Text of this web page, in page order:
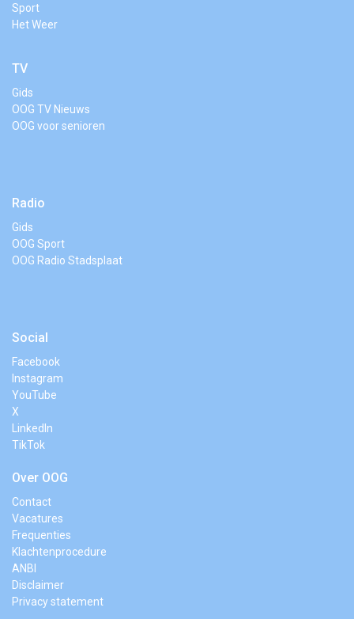
Sport
Het Weer
TV
Gids
OOG TV Nieuws
OOG voor senioren
Radio
Gids
OOG Sport
OOG Radio Stadsplaat
Social
Facebook
Instagram
YouTube
X
LinkedIn
TikTok
Over OOG
Contact
Vacatures
Frequenties
Klachtenprocedure
ANBI
Disclaimer
Privacy statement